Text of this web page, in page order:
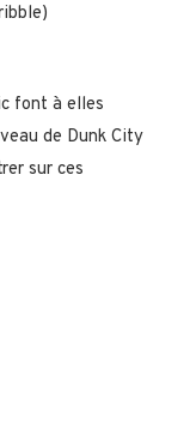
font à elles
de Dunk City
sur ces